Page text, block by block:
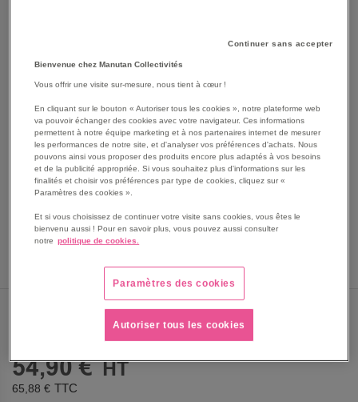
SKIP
BEGINNING
IMAGES
GALLERY
Les avantages
Sceaux platseal à serrage progressif.
Voir le descriptif complet
Sous 4 semaines
54,90 €
65,88 €
Continuer sans accepter
Bienvenue chez Manutan Collectivités
Vous offrir une visite sur-mesure, nous tient à cœur !
En cliquant sur le bouton « Autoriser tous les cookies », notre plateforme web
va pouvoir échanger des cookies avec votre navigateur. Ces informations
permettent à notre équipe marketing et à nos partenaires internet de mesurer
les performances de notre site, et d'analyser vos préférences d'achats. Nous
pouvons ainsi vous proposer des produits encore plus adaptés à vos besoins
et de la publicité appropriée. Si vous souhaitez plus d'informations sur les
finalités et choisir vos préférences par type de cookies, cliquez sur «
Paramètres des cookies ».
Et si vous choisissez de continuer votre visite sans cookies, vous êtes le
bienvenu aussi ! Pour en savoir plus, vous pouvez aussi consulter
notre politique de cookies.
Paramètres des cookies
Autoriser tous les cookies